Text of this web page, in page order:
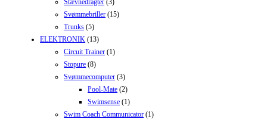
Stævnedragter (3)
Svømmebriller (15)
Trunks (5)
ELEKTRONIK (13)
Circuit Trainer (1)
Stopure (8)
Svømmecomputer (3)
Pool-Mate (2)
Swimsense (1)
Swim Coach Communicator (1)